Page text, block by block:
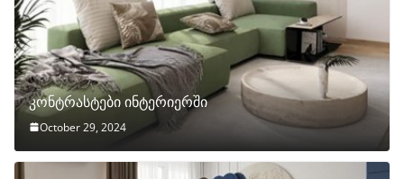
კონტრასტები ინტერიერში
October 29, 2024